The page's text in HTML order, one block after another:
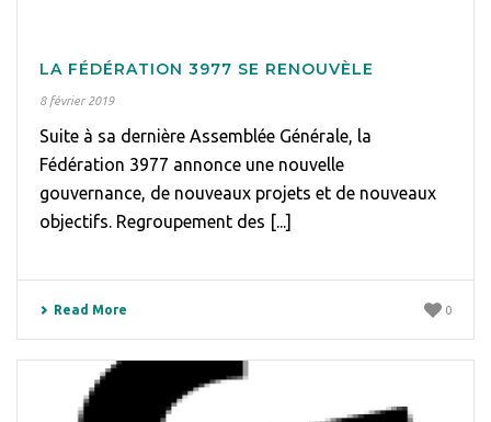
LA FÉDÉRATION 3977 SE RENOUVÈLE
8 février 2019
Suite à sa dernière Assemblée Générale, la
Fédération 3977 annonce une nouvelle
gouvernance, de nouveaux projets et de nouveaux
objectifs. Regroupement des [...]
Read More 0